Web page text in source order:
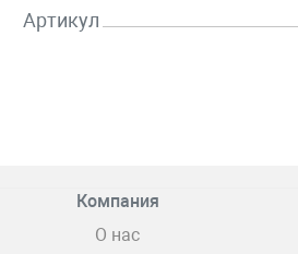
Артикул
Компания
О нас